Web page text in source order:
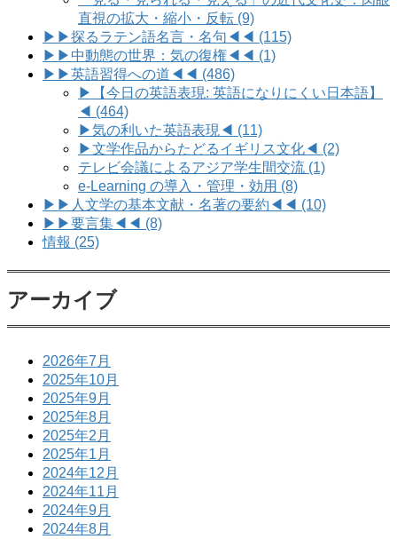
直視の拡大・縮小・反転 (9)
▶▶探るラテン語名言・名句◀◀ (115)
▶▶中動態の世界：気の復権◀◀ (1)
▶▶英語習得への道◀◀ (486)
▶【今日の英語表現: 英語になりにくい日本語】
◀ (464)
▶気の利いた英語表現◀ (11)
▶文学作品からたどるイギリス文化◀ (2)
テレビ会議によるアジア学生間交流 (1)
e-Learning の導入・管理・効用 (8)
▶▶人文学の基本文献・名著の要約◀◀ (10)
▶▶要言集◀◀ (8)
情報 (25)
アーカイブ
2026年7月
2025年10月
2025年9月
2025年8月
2025年2月
2025年1月
2024年12月
2024年11月
2024年9月
2024年8月